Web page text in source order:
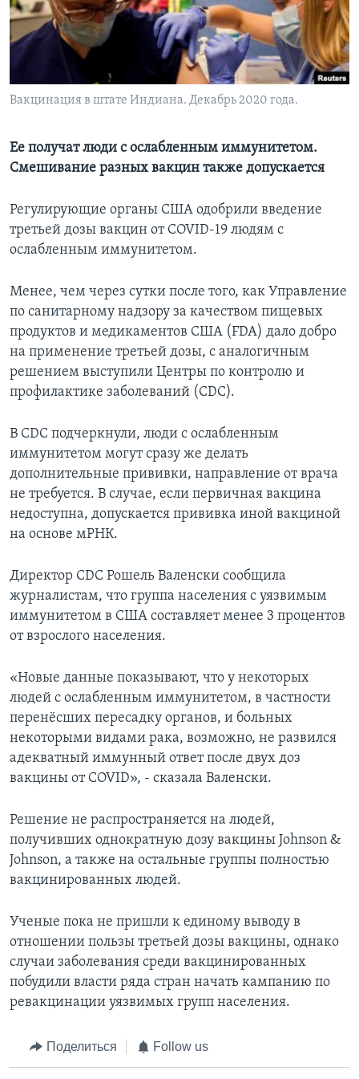
Learning English
СОЦИАЛЬНЫЕ СЕТИ
Языки
Вакцинация в штате Индиана. Декабрь 2020 года.
Ее получат люди с ослабленным иммунитетом.
Смешивание разных вакцин также допускается
Регулирующие органы США одобрили введение
третьей дозы вакцин от COVID-19 людям с
ослабленным иммунитетом.
Менее, чем через сутки после того, как Управление
по санитарному надзору за качеством пищевых
продуктов и медикаментов США (FDA) дало добро
на применение третьей дозы, с аналогичным
решением выступили Центры по контролю и
профилактике заболеваний (CDC).
В CDC подчеркнули, люди с ослабленным
иммунитетом могут сразу же делать
дополнительные прививки, направление от врача
не требуется. В случае, если первичная вакцина
недоступна, допускается прививка иной вакциной
на основе мРНК.
Директор CDC Рошель Валенски сообщила
журналистам, что группа населения с уязвимым
иммунитетом в США составляет менее 3 процентов
от взрослого населения.
«Новые данные показывают, что у некоторых
людей с ослабленным иммунитетом, в частности
перенёсших пересадку органов, и больных
некоторыми видами рака, возможно, не развился
адекватный иммунный ответ после двух доз
вакцины от COVID», - сказала Валенски.
Решение не распространяется на людей,
получивших однократную дозу вакцины Johnson &
Johnson, а также на остальные группы полностью
вакцинированных людей.
Ученые пока не пришли к единому выводу в
отношении пользы третьей дозы вакцины, однако
случаи заболевания среди вакцинированных
побудили власти ряда стран начать кампанию по
ревакцинации уязвимых групп населения.
Поделиться Follow us